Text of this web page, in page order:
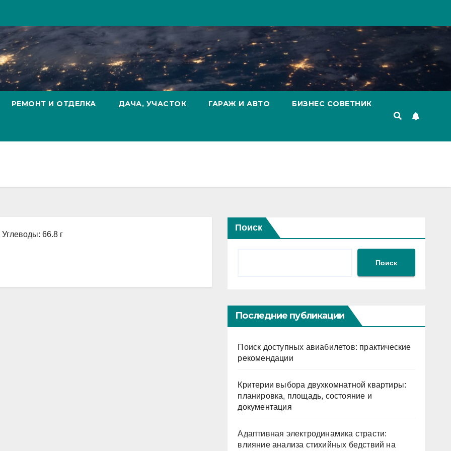
РЕМОНТ И ОТДЕЛКА ДАЧА, УЧАСТОК ГАРАЖ И АВТО БИЗНЕС СОВЕТНИК
66.8 г
Поиск
Поиск
Последние публикации
Поиск доступных авиабилетов: практические
рекомендации
Критерии выбора двухкомнатной квартиры:
планировка, площадь, состояние и
документация
Адаптивная электродинамика страсти:
влияние анализа стихийных бедствий на